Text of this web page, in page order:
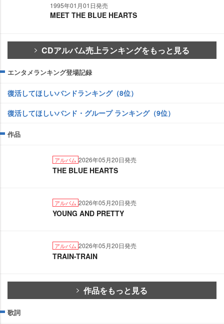
1995年01月01日発売
MEET THE BLUE HEARTS
CDアルバム売上ランキングをもっと見る
エンタメランキング登場記録
復活してほしいバンドランキング（8位）
復活してほしいバンド・グループ ランキング（9位）
作品
アルバム 2026年05月20日発売
THE BLUE HEARTS
アルバム 2026年05月20日発売
YOUNG AND PRETTY
アルバム 2026年05月20日発売
TRAIN-TRAIN
作品をもっと見る
歌詞